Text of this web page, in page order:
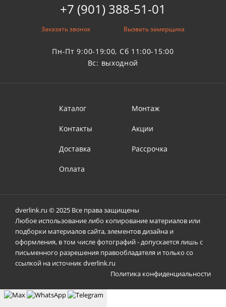
+7 (901) 388-51-01
Заказать звонок Вызвать замерщика
Пн-Пт 9:00-19:00, Сб 11:00-15:00
Вс: выходной
Каталог
Контакты
Доставка
Оплата
Монтаж
Акции
Рассрочка
dverlink.ru © 2025 Все права защищены
Любое использование либо копирование материалов или
подборки материалов сайта, элементов дизайна и
оформления, в том числе фотографий - допускается лишь с
письменного разрешения правообладателя и только со
ссылкой на источник dverlink.ru
Политика конфиденциальности